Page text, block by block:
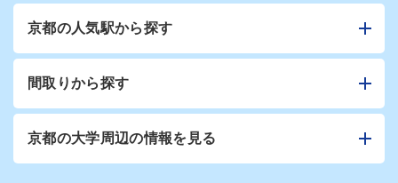
京都の人気駅から探す
間取りから探す
京都の大学周辺の情報を見る